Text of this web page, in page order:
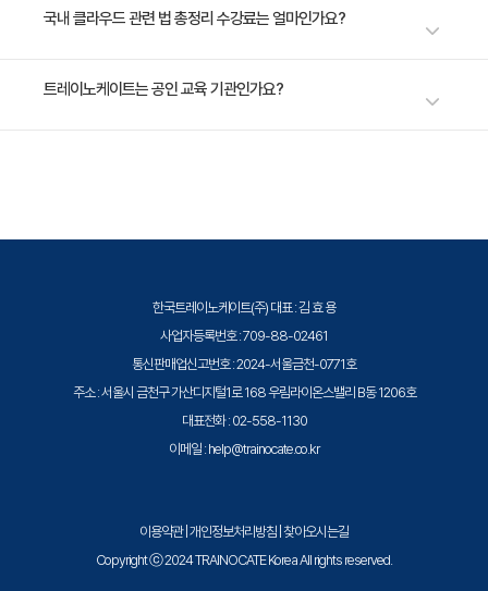
1일 과정입니다. 상세 일정은 교육 페이지에서 확인하실 수 있습니다.
국내 클라우드 관련 법 총정리 수강료는 얼마인가요?
수강료는 50,000원(VAT 별도)입니다. 고용보험 환급 및 기업 할인 혜택이
트레이노케이트는 공인 교육 기관인가요?
한국트레이노케이트(주) 대표 : 김 효 용
사업자등록번호 : 709-88-02461
통신판매업신고번호 : 2024-서울금천-0771호
주소 : 서울시 금천구 가산디지털1로 168 우림라이온스밸리 B동 1206호
대표전화 : 02-558-1130
이메일 : help@trainocate.co.kr
이용약관| 개인정보처리방침 찾아오시는길
Copyright ⓒ 2024 TRAINOCATE Korea All rights reserved.